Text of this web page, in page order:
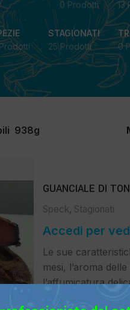
0 Prodotti
13
STAGIONATI
25 Prodotti
0
938g
GUANCIALE DI
Speck, Stagionati
Accedi per
Le sue
mesi, l’aroma
l’affumicatura
una stagionatura